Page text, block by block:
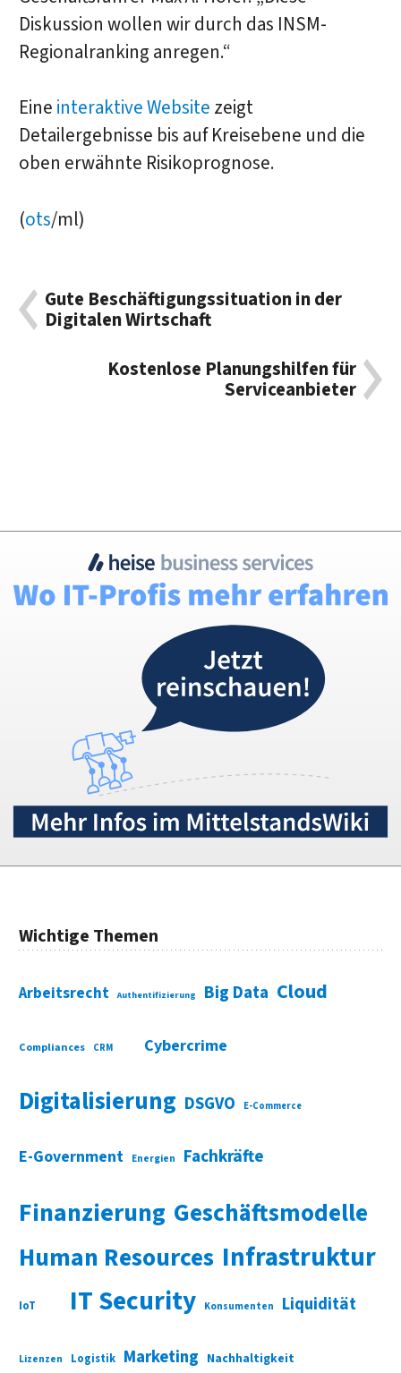
Diskussion wollen wir durch das INSM-
Regionalranking anregen.“
Eine interaktive Website zeigt
Detailergebnisse bis auf Kreisebene und die
oben erwähnte Risikoprognose.
(ots/ml)
Gute Beschäftigungssituation in der
Digitalen Wirtschaft
Kostenlose Planungshilfen für
Serviceanbieter
Wichtige Themen
Arbeitsrecht Authentifizierung Big Data Cloud
Compliances CRM Cybercrime
Digitalisierung DSGVO E-Commerce
E-Government Energien Fachkräfte
Finanzierung Geschäftsmodelle
Human Resources Infrastruktur
IoT IT Security Konsumenten Liquidität
Lizenzen Logistik Marketing Nachhaltigkeit